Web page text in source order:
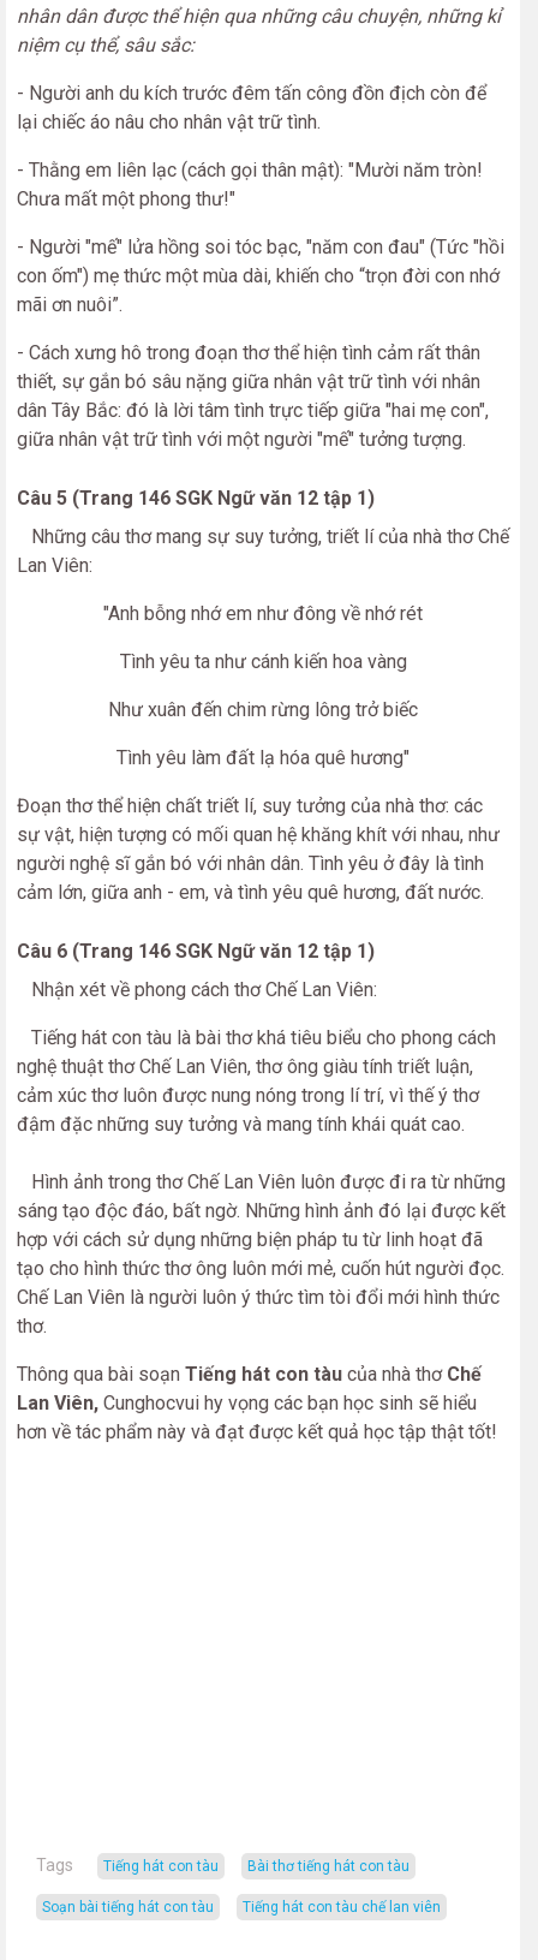
nhân dân được thể hiện qua những câu chuyện, những kỉ
niệm cụ thể, sâu sắc:
- Người anh du kích trước đêm tấn công đồn địch còn để
lại chiếc áo nâu cho nhân vật trữ tình.
- Thằng em liên lạc (cách gọi thân mật): "Mười năm tròn!
Chưa mất một phong thư!"
- Người "mế" lửa hồng soi tóc bạc, "năm con đau" (Tức "hồi
con ốm") mẹ thức một mùa dài, khiến cho “trọn đời con nhớ
mãi ơn nuôi”.
- Cách xưng hô trong đoạn thơ thể hiện tình cảm rất thân
thiết, sự gắn bó sâu nặng giữa nhân vật trữ tình với nhân
dân Tây Bắc: đó là lời tâm tình trực tiếp giữa "hai mẹ con",
giữa nhân vật trữ tình với một người "mế" tưởng tượng.
Câu 5 (Trang 146 SGK Ngữ văn 12 tập 1)
Những câu thơ mang sự suy tưởng, triết lí của nhà thơ Chế
Lan Viên:
"Anh bỗng nhớ em như đông về nhớ rét
Tình yêu ta như cánh kiến hoa vàng
Như xuân đến chim rừng lông trở biếc
Tình yêu làm đất lạ hóa quê hương"
Đoạn thơ thể hiện chất triết lí, suy tưởng của nhà thơ: các
sự vật, hiện tượng có mối quan hệ khăng khít với nhau, như
người nghệ sĩ gắn bó với nhân dân. Tình yêu ở đây là tình
cảm lớn, giữa anh - em, và tình yêu quê hương, đất nước.
Câu 6 (Trang 146 SGK Ngữ văn 12 tập 1)
Nhận xét về phong cách thơ Chế Lan Viên:
Tiếng hát con tàu là bài thơ khá tiêu biểu cho phong cách
nghệ thuật thơ Chế Lan Viên, thơ ông giàu tính triết luận,
cảm xúc thơ luôn được nung nóng trong lí trí, vì thế ý thơ
đậm đặc những suy tưởng và mang tính khái quát cao.
Hình ảnh trong thơ Chế Lan Viên luôn được đi ra từ những
sáng tạo độc đáo, bất ngờ. Những hình ảnh đó lại được kết
hợp với cách sử dụng những biện pháp tu từ linh hoạt đã
tạo cho hình thức thơ ông luôn mới mẻ, cuốn hút người đọc.
Chế Lan Viên là người luôn ý thức tìm tòi đổi mới hình thức
thơ.
Thông qua bài soạn Tiếng hát con tàu của nhà thơChế
Lan Viên, Cunghocvui hy vọng các bạn học sinh sẽ hiểu
hơn về tác phẩm này và đạt được kết quả học tập thật tốt!
Tags tiếng hát con tàu bài thơ tiếng hát con tàu
soạn bài tiếng hát con tàu tiếng hát con tàu chế lan viên